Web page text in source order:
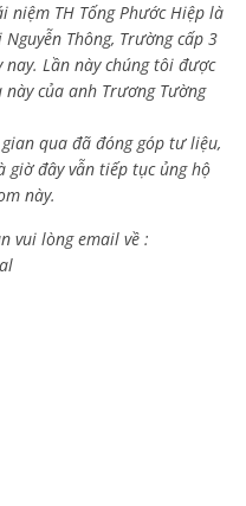
niệm TH Tống Phước Hiệp là
Thông, Trường cấp 3
Lần này chúng tôi được
của anh Trương Tường
qua đã đóng góp tư liệu,
giờ đây vẫn tiếp tục ủng hộ
này.
vui lòng email về :